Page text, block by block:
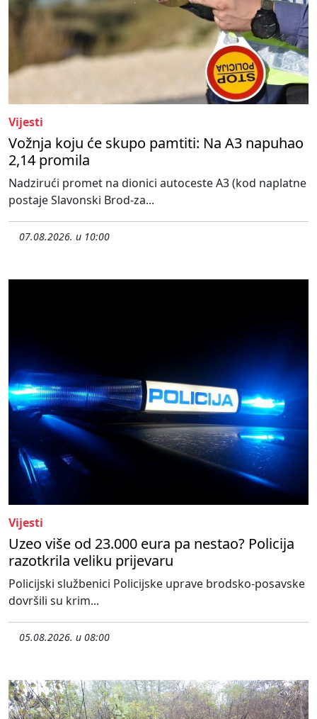
Vijesti
Vožnja koju će skupo pamtiti: Na A3 napuhao
2,14 promila
Nadzirući promet na dionici autoceste A3 (kod naplatne
postaje Slavonski Brod-za...
07.08.2026. u 10:00
Vijesti
Uzeo više od 23.000 eura pa nestao? Policija
razotkrila veliku prijevaru
Policijski službenici Policijske uprave brodsko-posavske
dovršili su krim...
05.08.2026. u 08:00